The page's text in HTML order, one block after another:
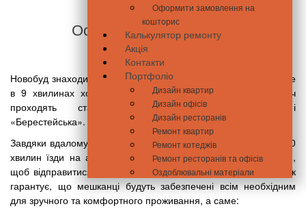
Оформити замовлення на
кошторис
Калькулятор ремонту
Акція
Контакти
Портфоліо
Дизайн квартир
Дизайн офісів
Дизайн ресторанів
Ремонт квартир
Ремонт котеджів
Ремонт ресторанів та офісів
Оздоблювальні матеріали
Особливості комплексу
Новобуд знаходиться на проспекті Перемоги, 67, всього лише
в 9 хвилинах ходьби від метро «Нивки». Практично поруч
проходять станції метрополітену «Святошин» і
«Берестейська».
Завдяки вдалому місцю розташування до Хрещатика лише 10
хвилин їзди на автомобілі. Менше ніж хвилину знадобиться,
щоб відправитися на прогулянку в парк «Нивки». Забудовник
гарантує, що мешканці будуть забезпечені всім необхідним
для зручного та комфортного проживання, а саме: